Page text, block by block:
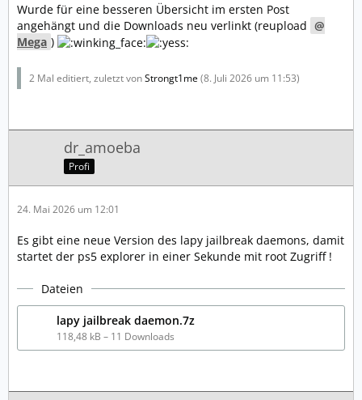
Wurde für eine besseren Übersicht im ersten Post
angehängt und die Downloads neu verlinkt (reupload
Mega )
2 Mal editiert, zuletzt vonStrongt1me(8. Juli 2026 um 11:53)
dr_amoeba
Profi
24. Mai 2026 um 12:01
Es gibt eine neue Version des lapy jailbreak daemons, damit
startet der ps5 explorer in einer Sekunde mit root Zugriff !
Dateien
lapy jailbreak daemon.7z
118,48 kB – 11 Downloads